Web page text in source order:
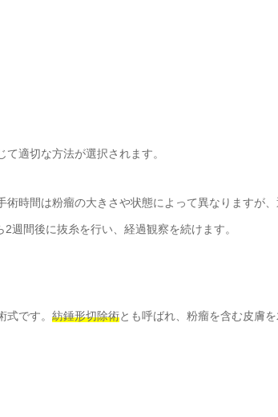
適切な方法が選択されます。
術時間は粉瘤の大きさや状態によって異なりますが
週間後に抜糸を行い、経過観察を続けます。
です。 紡錘形切除術とも呼ばれ、粉瘤を含む皮膚